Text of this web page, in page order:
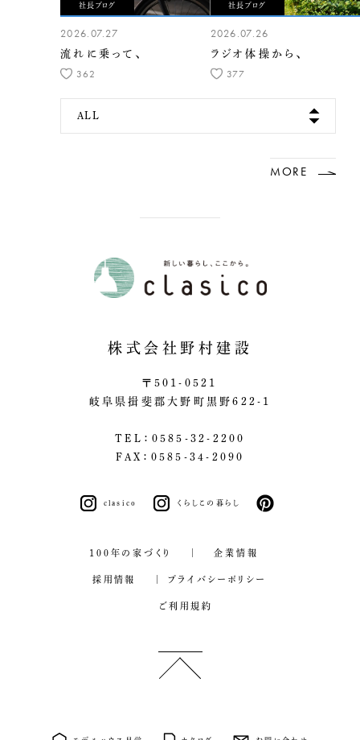
社長ブログ
2026.07.27
流れに乗って、
362
社長ブログ
2026.07.26
ラジオ体操から、
377
ALL
MORE
株式会社野村建設
〒501-0521
岐阜県揖斐郡大野町黒野622-1
TEL：0585-32-2200
FAX：0585-34-2090
clasico くらしこの暮らし
100年の家づくり 企業情報
採用情報 プライバシーポリシー
ご利用規約